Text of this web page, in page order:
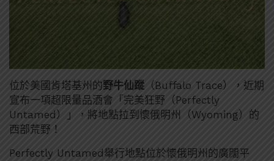
位於美國肯塔基州的野牛仙蹤 （Buffalo Trace），近期
宣布一項超限量品酒會「完美狂野（Perfectly
Untamed）」，將地點拉到懷俄明州（Wyoming）的
西部荒野！
Perfectly Untamed舉行地點位於懷俄明州的廣闊平